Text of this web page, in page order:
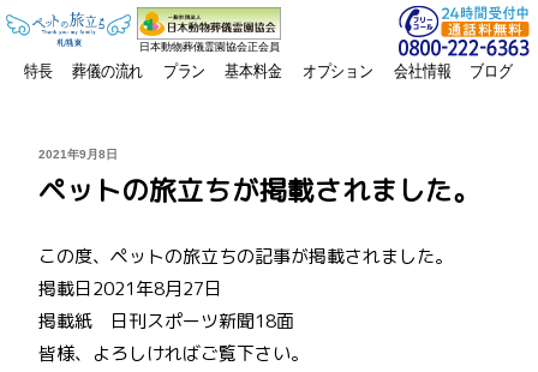
日本動物葬儀霊園協会正会員
特長 葬儀の流れ プラン 基本料金 オプション 会社情報 ブログ
投
日:
2021年9月8日
ペットの旅立ちが掲載されました。
この度、ペットの旅立ちの記事が掲載されました。
掲載日2021年8月27日
掲載紙 日刊スポーツ新聞18面
皆様、よろしければご覧下さい。